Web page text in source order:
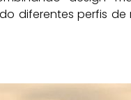
diferentes perfis de